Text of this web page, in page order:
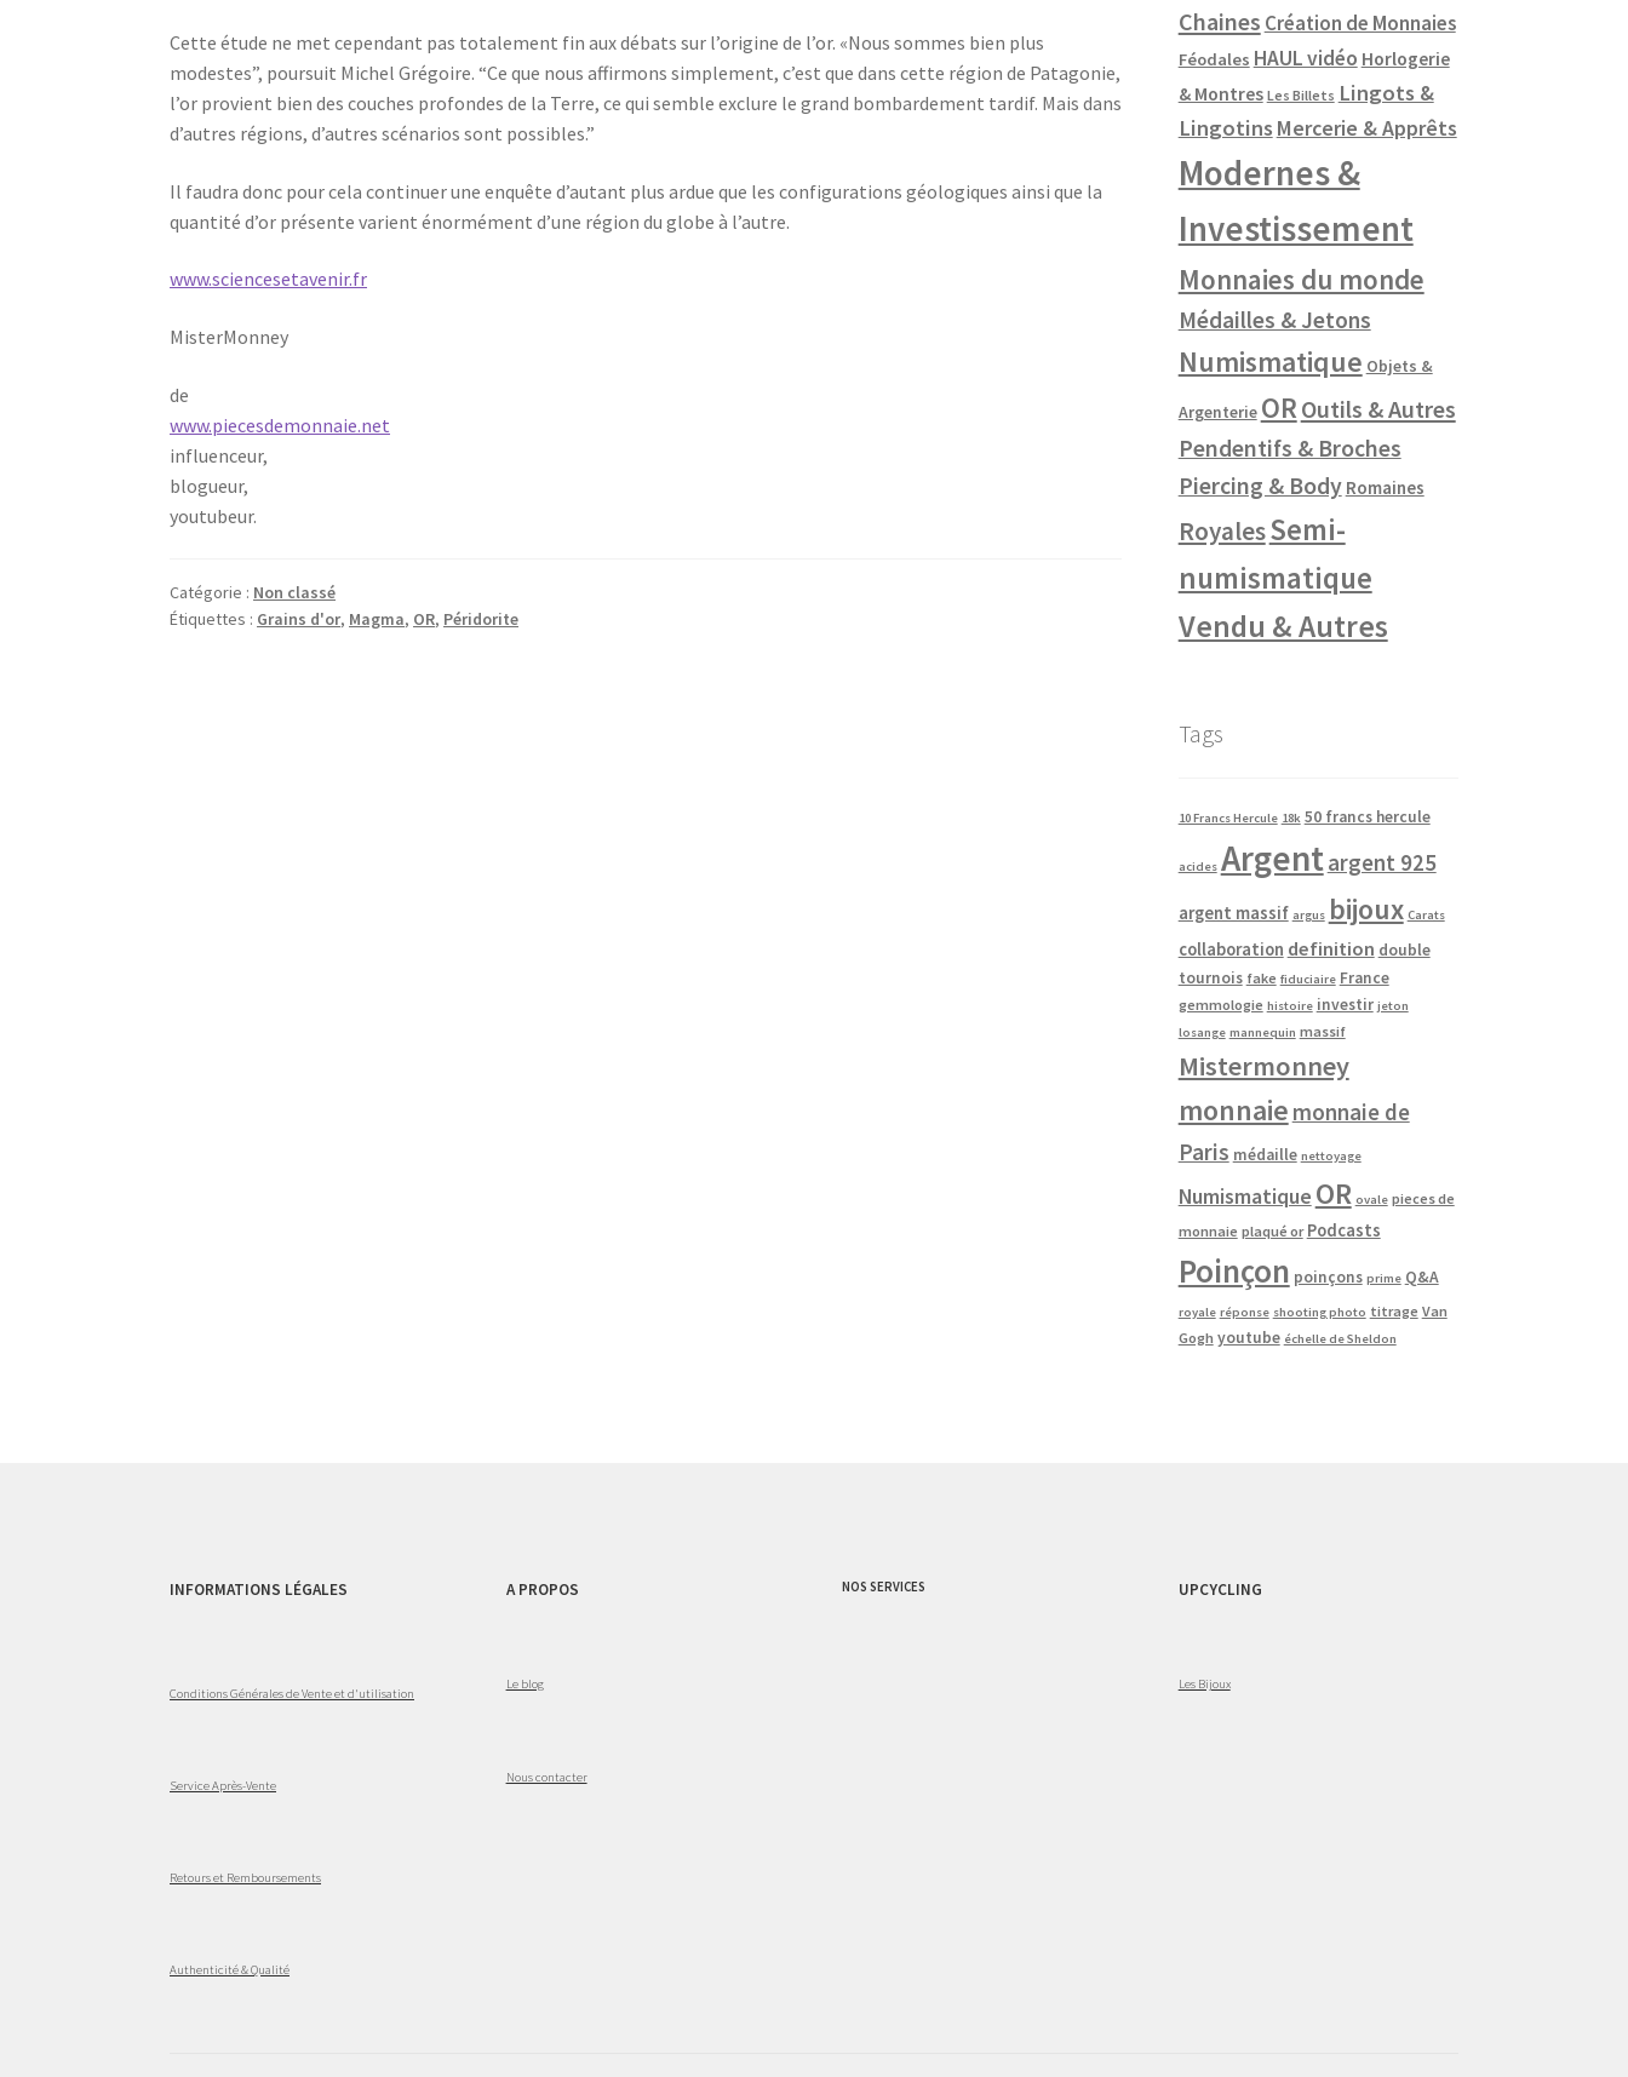
Cette étude ne met cependant pas totalement fin aux débats sur l’origine de l’or. «Nous sommes bien plus
modestes”, poursuit Michel Grégoire. “Ce que nous affirmons simplement, c’est que dans cette région de Patagonie,
l’or provient bien des couches profondes de la Terre, ce qui semble exclure le grand bombardement tardif. Mais dans
d’autres régions, d’autres scénarios sont possibles.”
Il faudra donc pour cela continuer une enquête d’autant plus ardue que les configurations géologiques ainsi que la
quantité d’or présente varient énormément d’une région du globe à l’autre.
www.sciencesetavenir.fr
MisterMonney
de
www.piecesdemonnaie.net
influenceur,
blogueur,
youtubeur.
Catégorie : Non classé
Étiquettes : Grains d'or, Magma, OR, Péridorite
Chaines Création de Monnaies
Féodales HAUL vidéo Horlogerie
& Montres Les Billets Lingots &
Lingotins Mercerie & Apprêts
Modernes &
Investissement
Monnaies du monde
Médailles & Jetons
Numismatique Objets &
Argenterie OR Outils & Autres
Pendentifs & Broches
Piercing & Body Romaines
RoyalesSemi-
numismatique
Vendu & Autres
Tags
10 Francs Hercule 18k 50 francs hercule
acides Argentargent 925
argent massif argus bijoux Carats
collaboration definition double
tournois fake fiduciaire France
gemmologie histoire investir jeton
losange mannequin massif
Mistermonney
monnaie monnaie de
Paris médaille nettoyage
Numismatique OR ovale pieces de
monnaie plaqué or Podcasts
Poinçon poinçons prime Q&A
royale réponse shooting photo titrage Van
Gogh youtube échelle de Sheldon
INFORMATIONS LÉGALES
Conditions Générales de Vente et d'utilisation
Service Après-Vente
Retours et Remboursements
Authenticité & Qualité
A PROPOS
Le blog
Nous contacter
NOS SERVICES UPCYCLING
Les Bijoux